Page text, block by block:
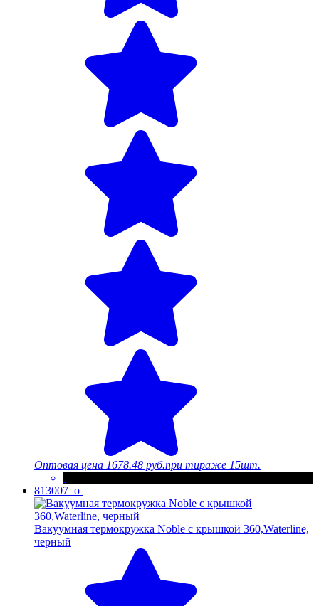
Оптовая цена 1678.48 руб.при тираже 15шт.
813007_o
Вакуумная термокружка Noble с крышкой 360,Waterline,
черный